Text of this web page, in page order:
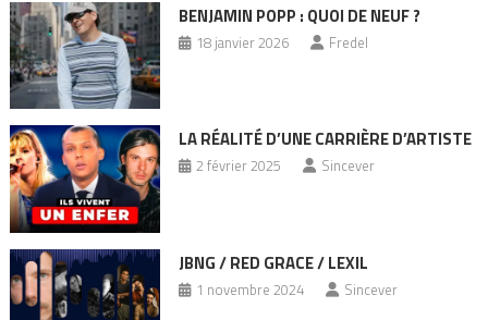
BENJAMIN POPP : QUOI DE NEUF ?
18 janvier 2026 Fredel
LA RÉALITÉ D’UNE CARRIÈRE D’ARTISTE
2 février 2025 Sincever
JBNG / RED GRACE / LEXIL
1 novembre 2024 Sincever